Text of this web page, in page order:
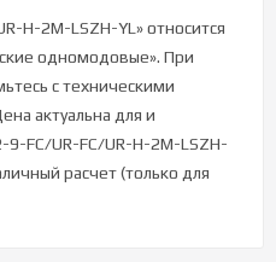
H-2M-LSZH-YL» относится
одномодовые». При
с техническими
актуальна для и
9-FC/UR-FC/UR-H-2M-LSZH-
расчет (только для